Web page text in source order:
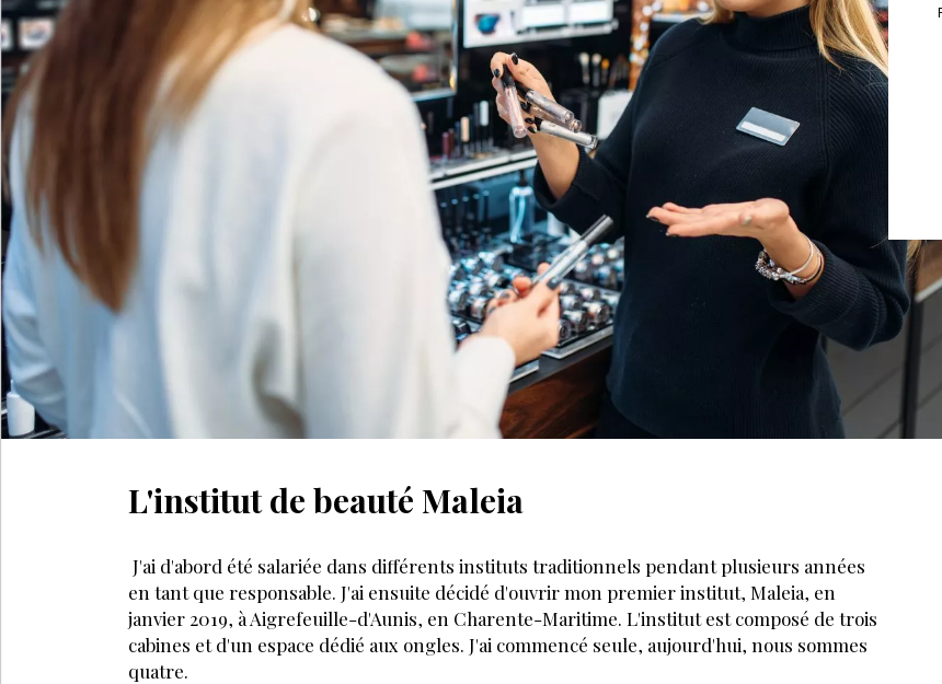
L'institut de beauté Maleia
J'ai d'abord été salariée dans différents instituts traditionnels pendant plusieurs an­nées
en tant que responsable. J'ai ensuite décidé d'ouvrir mon premier institut, Maleia, en
janvier 2019, à Aigrefeuille-d'Aunis, en Charente-Maritime. L'institut est composé de trois
cabines et d'un espace dé­dié aux ongles. J'ai commencé seule, aujourd'hui, nous sommes
quatre.